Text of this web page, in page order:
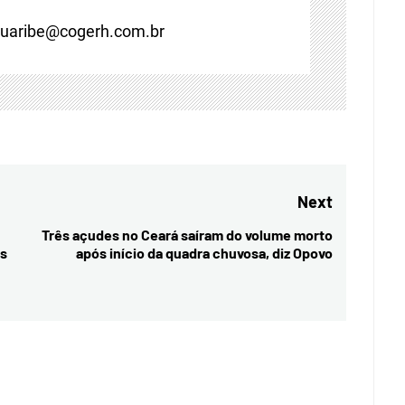
Next
Next
Três açudes no Ceará saíram do volume morto
após início da quadra chuvosa, diz Opovo